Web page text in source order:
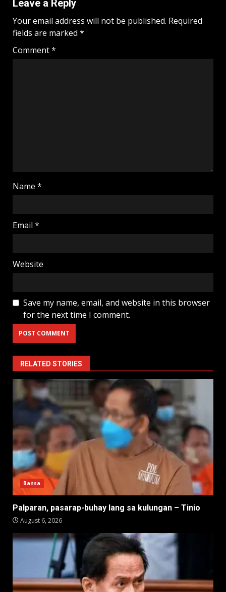
Leave a Reply
Your email address will not be published. Required
fields are marked *
Comment*
Name *
Email *
Website
Save my name, email, and website in this browser
for the next time I comment.
RELATED STORIES
Bansa
Palparan, pasarap-buhay lang sa kulungan – Tinio
August 6, 2026